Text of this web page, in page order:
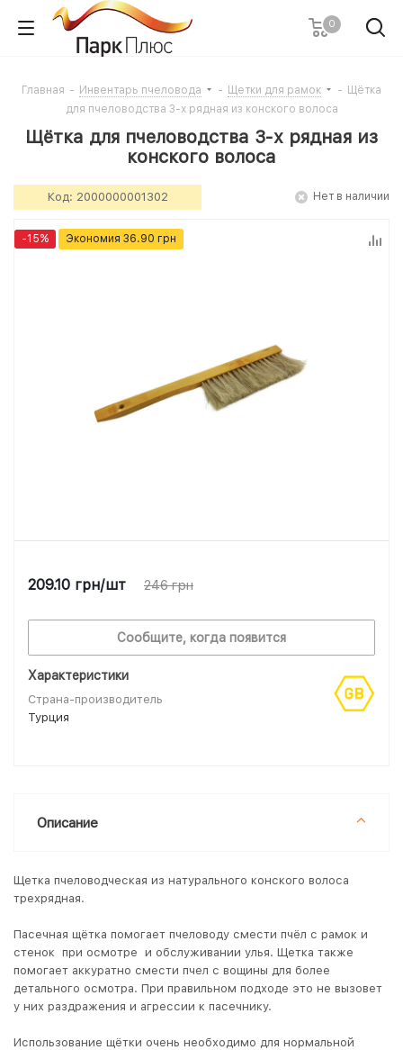
0
Главная - Инвентарь пчеловода - Щетки для рамок - Щётка
для пчеловодства 3-х рядная из конского волоса
Щётка для пчеловодства 3-х рядная из
конского волоса
Код: 2000000001302 Нет в наличии
-15% Экономия 36.90 грн
Характеристики
Страна-производитель
Турция
209.10 грн/шт 246грн
Сообщите, когда появится
Описание
Щетка пчеловодческая из натурального конского волоса
трехрядная.
Пасечная щётка помогает пчеловоду смести пчёл с рамок и
стенок при осмотре и обслуживании улья. Щетка также
помогает аккуратно смести пчел с вощины для более
детального осмотра. При правильном подходе это не вызовет
у них раздражения и агрессии к пасечнику.
Использование щётки очень необходимо для нормальной